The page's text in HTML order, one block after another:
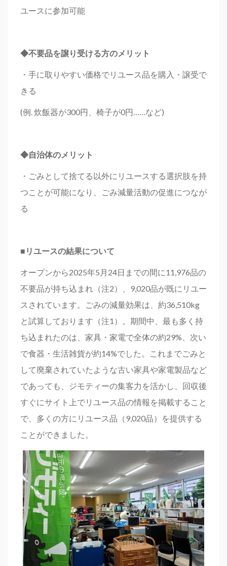
ユースに参加可能
◆不要品を譲り受ける方のメリット
・手に取りやすい価格でリユース品を購入・譲受で
きる
(例. 炊飯器が300円、椅子が0円……など)
◆自治体のメリット
・ごみとして捨てる以外にリユースする選択肢を持
つことが可能になり、ごみ減量活動の促進につなが
る
■ リユースの結果について
オープンから2025年5月24日までの間に11,976品の
不要品が持ち込まれ（注2）、9,020品が既にリユー
スされています。ごみの減量効果は、約36,510kg
と試算しております（注1）。期間中、最も多く持
ち込まれたのは、家具・家電で全体の約29%、次い
で食器・生活雑貨が約14%でした。これまでごみと
して廃棄されていたような古い家具や家電製品など
であっても、ジモティーの集客力を活かし、回収後
すぐにサイト上でリユース品の情報を掲載すること
で、多くの方にリユース品（9,020品）を提供する
ことができました。